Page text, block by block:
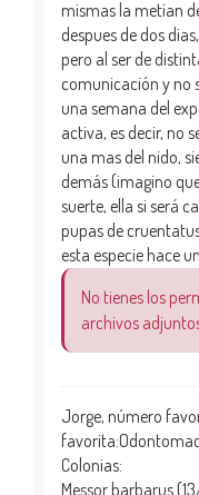
mismas la metían
despues de dos
pero al ser de
comunicación y no
una semana del
activa, es decir, no
una mas del nido,
demás (imagino
suerte, ella si será
pupas de
esta especie hace
No tienes los
archivos
Jorge, número
Colonias:
Messor barbarus